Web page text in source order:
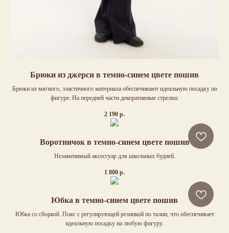
Брюки из джерси в темно-синем цвете пошив
Брюки из мягкого, эластичного материала обеспечивают идеальную посадку по
фигуре. На передней части декоративные стрелки.
2 190 р.
Воротничок в темно-синем цвете пошив
Незаменимый аксессуар для школьных будней.
1 800 р.
Юбка в темно-синем цвете пошив
Юбка со сборкой .Пояс с регулирующей резинкой по талии, что обеспечивает
идеальную посадку на любую фигуру.